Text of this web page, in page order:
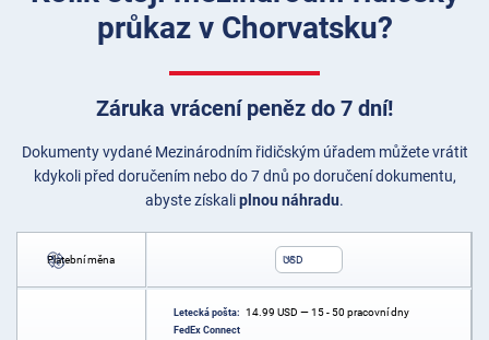
průkaz v Chorvatsku?
Záruka vrácení peněz do 7 dní!
Dokumenty vydané Mezinárodním řidičským úřadem můžete vrátit
kdykoli před doručením nebo do 7 dnů po doručení dokumentu,
abyste získaliplnou náhradu.
Platební měna USD
Letecká pošta: 14.99 USD — 15 - 50 pracovní dny
FedEx Connect